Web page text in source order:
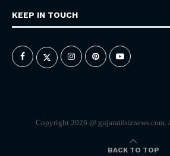
KEEP IN TOUCH
Copyright 2026 @ gujaratibiznews.com.
BACK TO TOP